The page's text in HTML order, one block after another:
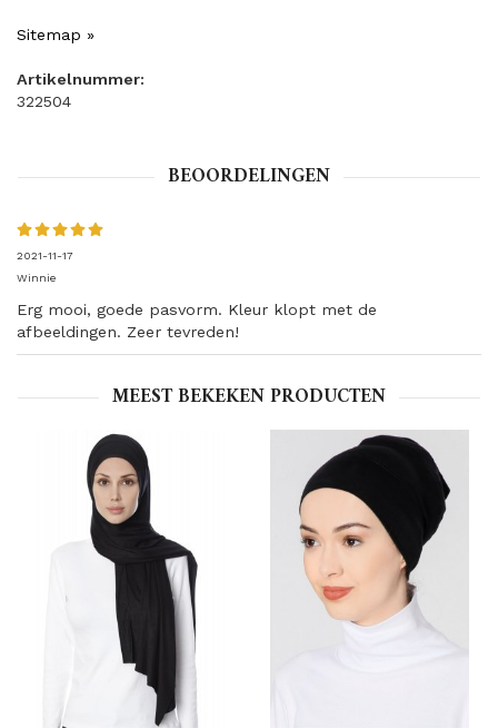
Sitemap »
Artikelnummer:
322504
BEOORDELINGEN
2021-11-17
Winnie
Erg mooi, goede pasvorm. Kleur klopt met de
afbeeldingen. Zeer tevreden!
MEEST BEKEKEN PRODUCTEN